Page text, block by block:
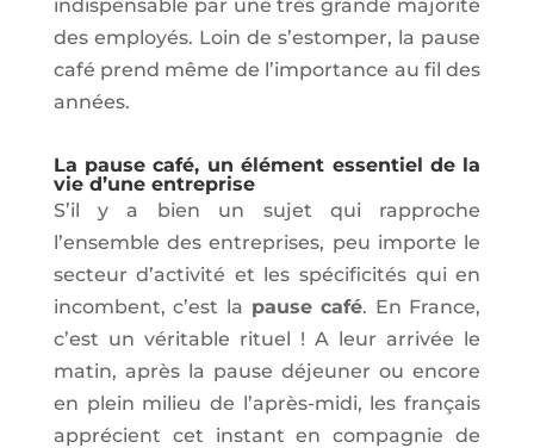
indispensable par une très grande majorité
des employés. Loin de s’estomper, la pause
café prend même de l’importance au fil des
années.
La pause café, un élément essentiel de la
vie d’une entreprise
S’il y a bien un sujet qui rapproche
l’ensemble des entreprises, peu importe le
secteur d’activité et les spécificités qui en
incombent, c’est la pause café. En France,
c’est un véritable rituel ! A leur arrivée le
matin, après la pause déjeuner ou encore
en plein milieu de l’après-midi, les français
apprécient cet instant en compagnie de